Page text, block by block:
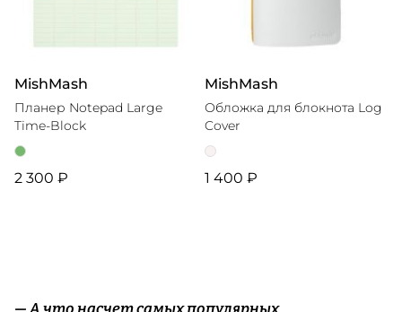
MishMash
Планер Notepad Large
Time-Block
2 300 ₽
MishMash
Обложка для блокнота Log
Cover
1 400 ₽